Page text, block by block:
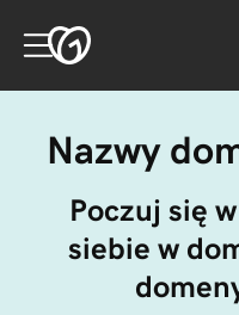
Nazwy
Poczuj się
siebie w